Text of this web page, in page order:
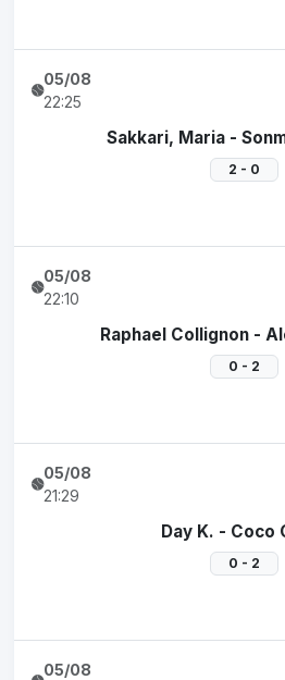
05/08
22:25
Sakkari, Maria -
2 - 0
05/08
22:10
Raphael Collignon -
0 - 2
05/08
21:29
Day K. - Coco
0 - 2
05/08